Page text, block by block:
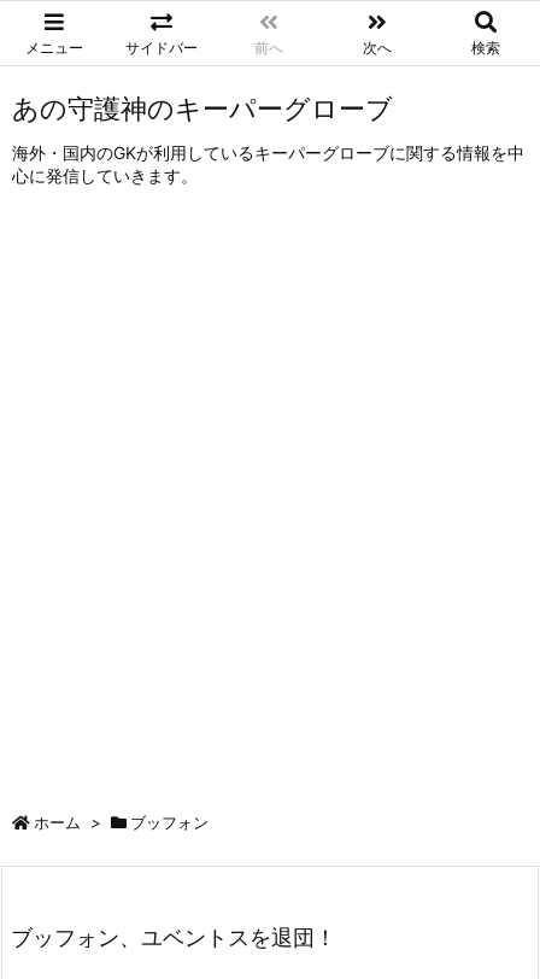
メニュー サイドバー 前へ 次へ 検索
あの守護神のキーパーグローブ
海外・国内のGKが利用しているキーパーグローブに関する情報を中
心に発信していきます。
ホーム > ブッフォン
ブッフォン、ユベントスを退団！